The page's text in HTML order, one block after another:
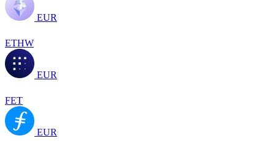
EUR
ETHW
EUR
FET
EUR